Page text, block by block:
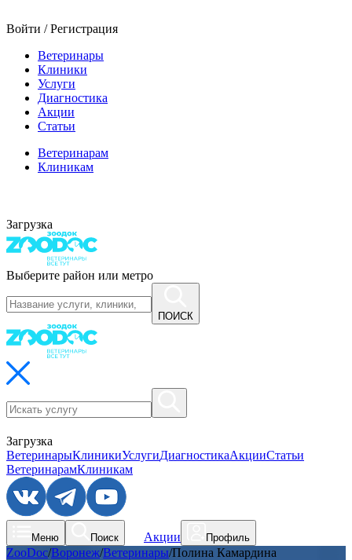
Войти / Регистрация
Ветеринары
Клиники
Услуги
Диагностика
Акции
Статьи
Ветеринарам
Клиникам
Загрузка
Выберите район или метро
ПОИСК
Загрузка
ВетеринарыКлиникиУслугиДиагностикаАкцииСтатьи
ВетеринарамКлиникам
Меню Поиск Акции Профиль
ZooDoc/Воронеж/Ветеринары/Полина Камардина